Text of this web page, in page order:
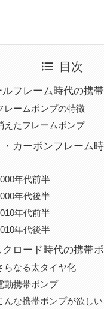
目次
ルフレーム時代の携
レームポンプの特徴
えたフレームポンプ
・カーボンフレーム
年代前半
年代後半
年代前半
年代後半
クロード時代の携帯
らなる太タイヤ化
動携帯ポンプ
んな携帯ポンプが欲しい